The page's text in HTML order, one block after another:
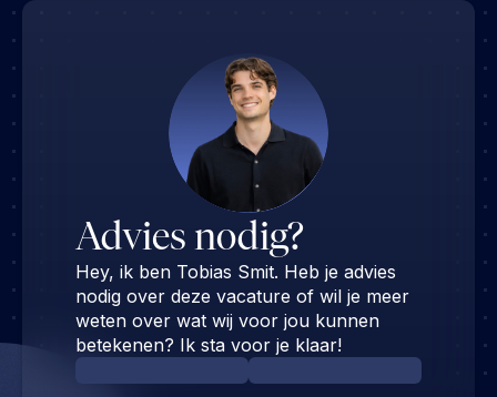
Advies nodig?
Hey, ik ben Tobias Smit. Heb je advies
nodig over deze vacature of wil je meer
weten over wat wij voor jou kunnen
betekenen? Ik sta voor je klaar!